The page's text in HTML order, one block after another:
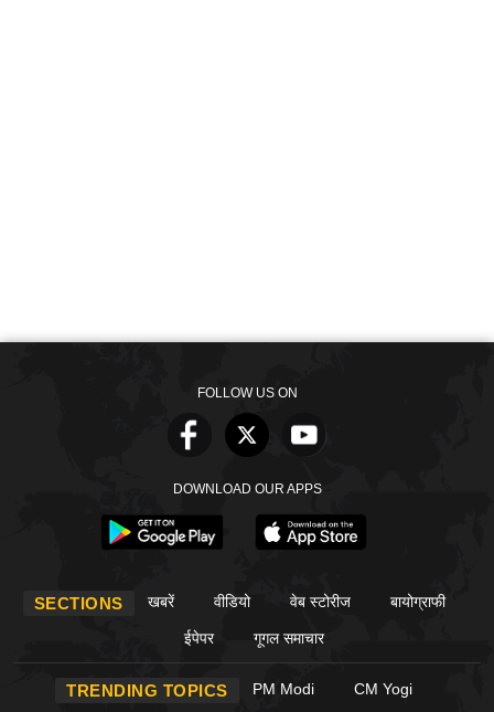
FOLLOW US ON
DOWNLOAD OUR APPS
SECTIONS खबरें वीडियो वेब स्टोरीज बायोग्राफी
ईपेपर गूगल समाचार
TRENDING TOPICS PM Modi CM Yogi